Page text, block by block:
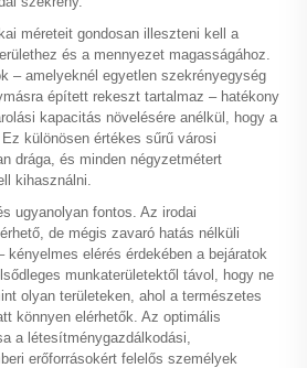
méreteit gondosan illeszteni kell a
és a mennyezet magasságához.
– amelyeknél egyetlen szekrényegység
épített rekeszt tartalmaz – hatékony
kapacitás növelésére anélkül, hogy a
különösen értékes sűrű városi
drága, és minden négyzetmétert
kihasználni.
ugyanolyan fontos. Az irodai
de mégis zavaró hatás nélküli
kényelmes elérés érdekében a bejáratok
munkaterületektől távol, hogy ne
olyan területeken, ahol a természetes
könnyen elérhetők. Az optimális
a létesítménygazdálkodási,
erőforrásokért felelős személyek